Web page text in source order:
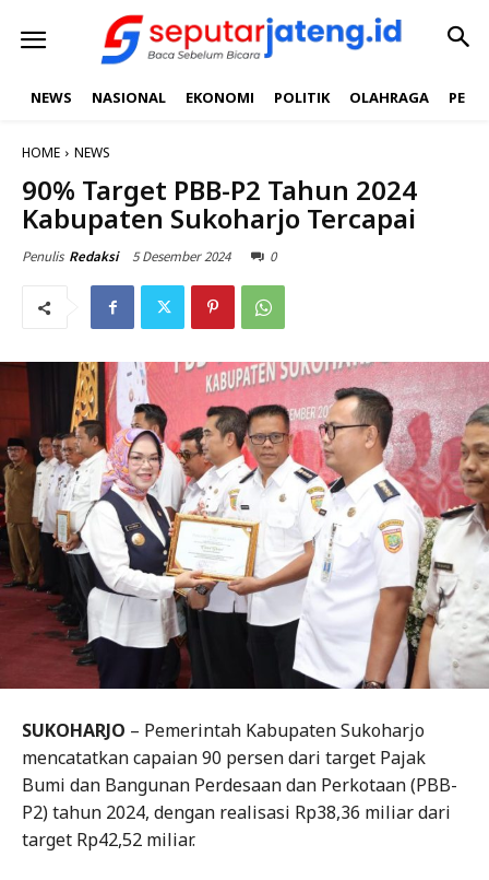
NEWS NASIONAL EKONOMI POLITIK OLAHRAGA
HOME NEWS
90% Target PBB-P2 Tahun 2024
Kabupaten Sukoharjo Tercapai
Penulis Redaksi 5 Desember 2024 0
SUKOHARJO – Pemerintah Kabupaten Sukoharjo
mencatatkan capaian 90 persen dari target Pajak
Bumi dan Bangunan Perdesaan dan Perkotaan (PBB-
P2) tahun 2024, dengan realisasi Rp38,36 miliar dari
target Rp42,52 miliar.